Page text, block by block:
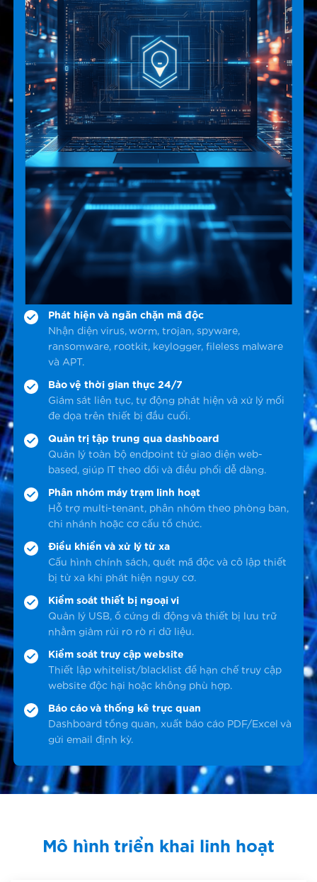
Phát hiện và ngăn chặn mã độc
Nhận diện virus, worm, trojan, spyware,
ransomware, rootkit, keylogger, fileless malware
và APT.
Bảo vệ thời gian thực 24/7
Giám sát liên tục, tự động phát hiện và xử lý mối
đe dọa trên thiết bị đầu cuối.
Quản trị tập trung qua dashboard
Quản lý toàn bộ endpoint từ giao diện web-
based, giúp IT theo dõi và điều phối dễ dàng.
Phân nhóm máy trạm linh hoạt
Hỗ trợ multi-tenant, phân nhóm theo phòng ban,
chi nhánh hoặc cơ cấu tổ chức.
Điều khiển và xử lý từ xa
Cấu hình chính sách, quét mã độc và cô lập thiết
bị từ xa khi phát hiện nguy cơ.
Kiểm soát thiết bị ngoại vi
Quản lý USB, ổ cứng di động và thiết bị lưu trữ
nhằm giảm rủi ro rò rỉ dữ liệu.
Kiểm soát truy cập website
Thiết lập whitelist/blacklist để hạn chế truy cập
website độc hại hoặc không phù hợp.
Báo cáo và thống kê trực quan
Dashboard tổng quan, xuất báo cáo PDF/Excel và
gửi email định kỳ.
Mô hình triển khai linh hoạt